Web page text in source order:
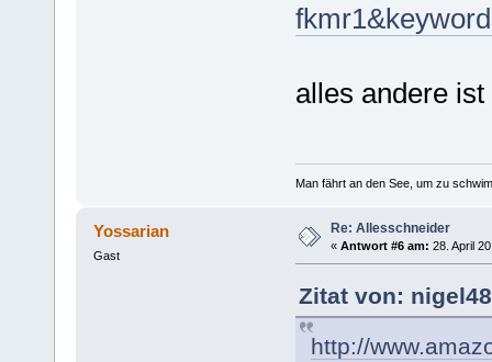
alles andere
Man fährt an den See, um zu
Yossarian
Gast
Re: Allesschneider
« Antwort #6 am: 28. April
Zitat von:
http://